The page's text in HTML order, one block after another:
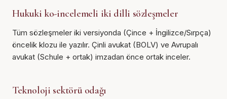
Hukuki ko-incelemeli iki dilli sözleşmeler
Tüm sözleşmeler iki versiyonda (Çince + İngilizce/Sırpça)
öncelik klozu ile yazılır. Çinli avukat (BOLV) ve Avrupalı
avukat (Schule + ortak) imzadan önce ortak inceler.
Teknoloji sektörü odağı